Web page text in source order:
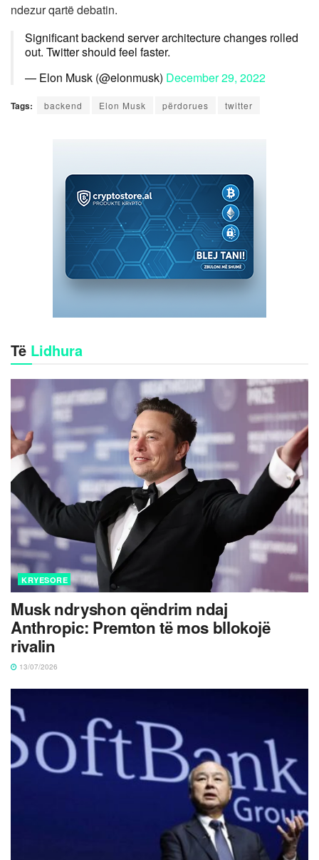
ndezur qartë debatin.
Significant backend server architecture changes rolled
out. Twitter should feel faster.
— Elon Musk (@elonmusk) December 29, 2022
Tags: backend Elon Musk përdorues twitter
Të Lidhura
KRYESORE
Musk ndryshon qëndrim ndaj
Anthropic: Premton të mos bllokojë
rivalin
13/07/2026